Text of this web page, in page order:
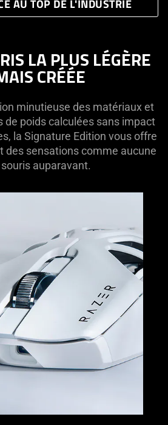
AU TOP DE L'INDUSTRIE
LA PLUS LÉGÈRE
CRÉÉE
minutieuse des matériaux et
de poids calculées sans impact
la Signature Edition vous offre
des sensations comme aucune
auparavant.